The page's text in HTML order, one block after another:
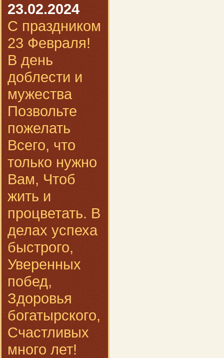
23.02.2024
С праздником
23 Февраля!
В день
доблести и
мужества
Позвольте
пожелать
Всего, что
только нужно
Вам, Чтоб
жить и
процветать. В
делах успеха
быстрого,
Уверенных
побед,
Здоровья
богатырского,
Счастливых
много лет!